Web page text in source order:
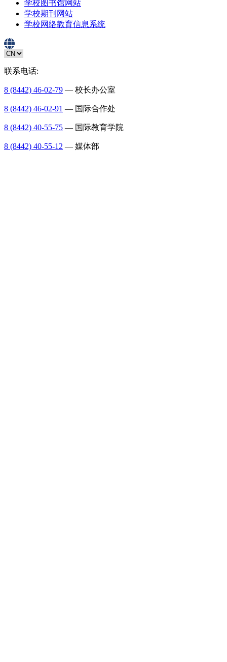
学校图书馆网站
学校期刊网站
学校网络教育信息系统
联系电话:
8 (8442) 46-02-79 — 校长办公室
8 (8442) 46-02-91 — 国际合作处
8 (8442) 40-55-75 — 国际教育学院
8 (8442) 40-55-12 — 媒体部